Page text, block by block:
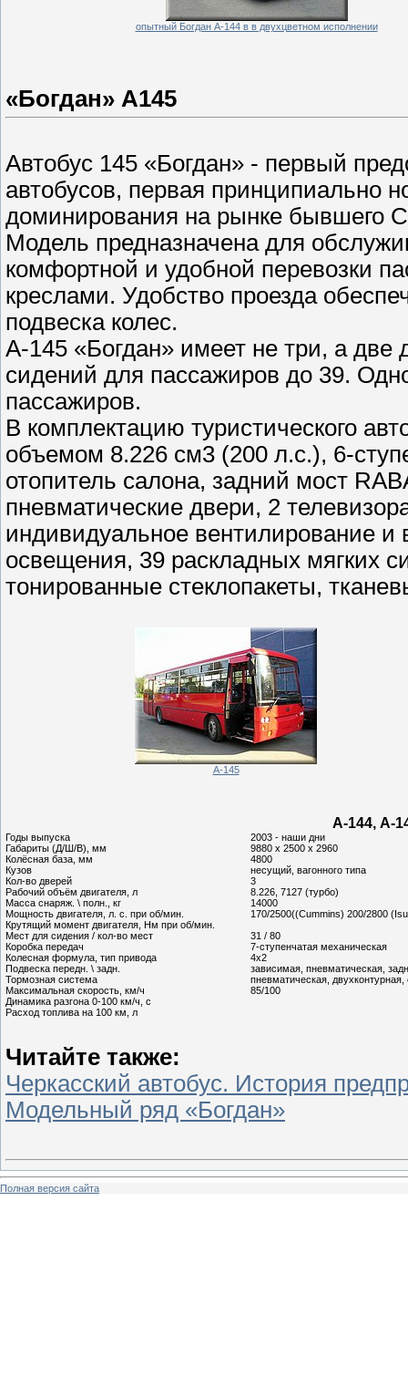
опытный Богдан А-144 в в двухцветном исполнении
«Богдан» А145
Автобус 145 «Богдан» - первый
автобусов, первая принципиально
доминирования на рынке бывшего
Модель предназначена для
комфортной и удобной перевозки
креслами. Удобство проезда
подвеска колес.
А-145 «Богдан» имеет не три, а две
сидений для пассажиров до 39.
пассажиров.
В комплектацию туристического
объемом 8.226 см3 (200 л.с.), 6-
отопитель салона, задний мост
пневматические двери, 2
индивидуальное вентилирование
освещения, 39 раскладных мягких
тонированные стеклопакеты,
A-145
А-144, A-
Годы выпуска
2003 - наши дни
Габариты (Д/Ш/В), мм
9880 x 2500 x 2960
Колёсная база, мм
4800
Кузов
несущий, вагонного типа
Кол-во дверей
3
Рабочий объём двигателя, л
8.226, 7127 (турбо)
Масса снаряж. \ полн., кг
14000
Мощность двигателя, л. с. при об/мин.
170/2500((Cummins) 200/2800
Крутящий момент двигателя, Нм при об/мин.
Мест для сидения / кол-во мест
31 / 80
Коробка передач
7-ступенчатая механическая
Колесная формула, тип привода
4x2
Подвеска передн. \ задн.
зависимая, пневматическая,
Тормозная система
пневматическая, двухконтурная,
Максимальная скорость, км/ч
85/100
Динамика разгона 0-100 км/ч, с
Расход топлива на 100 км, л
Читайте также:
Черкасский автобус. История
Модельный ряд «Богдан»
Полная версия сайта